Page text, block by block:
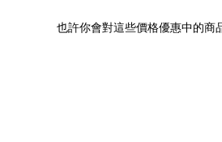
也許你會對這些價格優惠中的商